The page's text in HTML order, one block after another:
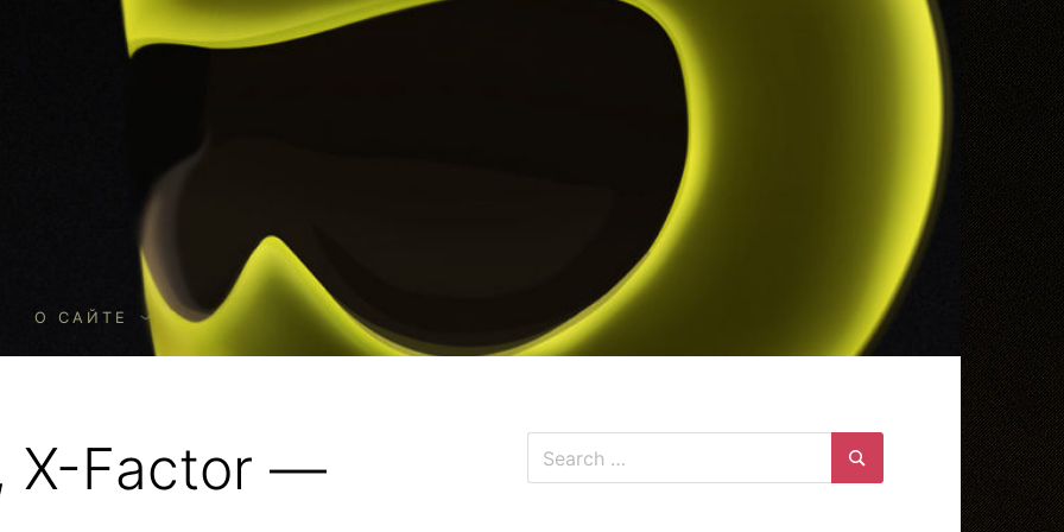
О САЙТЕ
X-Factor —
Search
for:
Search